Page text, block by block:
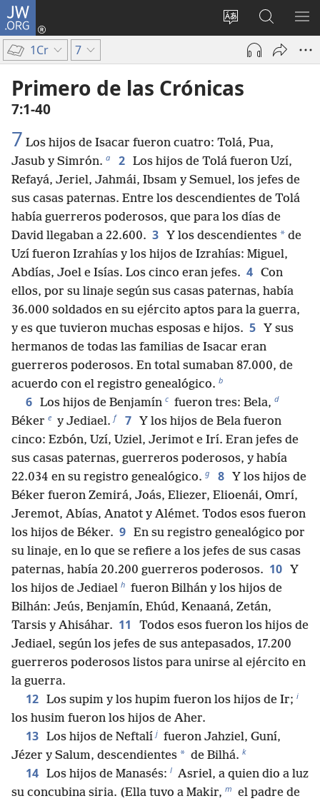
JW.ORG
Cambiar
idioma
del sitio
Iniciar
sesión
ventana)
en
jw.org
1Cr 7
Primero de las Crónicas
7:1-40
7 Los hijos de Isacar fueron cuatro: Tolá, Pua,
Jasub y Simrón. a 2 Los hijos de Tolá fueron Uzí,
Refayá, Jeriel, Jahmái, Ibsam y Semuel, los jefes de
sus casas paternas. Entre los descendientes de Tolá
había guerreros poderosos, que para los días de
David llegaban a 22.600. 3 Y los descendientes * de
Uzí fueron Izrahías y los hijos de Izrahías: Miguel,
Abdías, Joel e Isías. Los cinco eran jefes. 4 Con
ellos, por su linaje según sus casas paternas, había
36.000 soldados en su ejército aptos para la guerra,
y es que tuvieron muchas esposas e hijos. 5 Y sus
hermanos de todas las familias de Isacar eran
guerreros poderosos. En total sumaban 87.000, de
acuerdo con el registro genealógico. b
6 Los hijos de Benjamín c fueron tres: Bela, d
Béker e y Jediael. f 7 Y los hijos de Bela fueron
cinco: Ezbón, Uzí, Uziel, Jerimot e Irí. Eran jefes de
sus casas paternas, guerreros poderosos, y había
22.034 en su registro genealógico. g 8 Y los hijos de
Béker fueron Zemirá, Joás, Eliezer, Elioenái, Omrí,
Jeremot, Abías, Anatot y Alémet. Todos esos fueron
los hijos de Béker. 9 En su registro genealógico por
su linaje, en lo que se refiere a los jefes de sus casas
paternas, había 20.200 guerreros poderosos. 10 Y
los hijos de Jediael h fueron Bilhán y los hijos de
Bilhán: Jeús, Benjamín, Ehúd, Kenaaná, Zetán,
Tarsis y Ahisáhar. 11
Todos esos fueron los hijos de
Jediael, según los jefes de sus antepasados, 17.200
guerreros poderosos listos para unirse al ejército en
la guerra.
12 Los supim y los hupim fueron los hijos de Ir; i
los husim fueron los hijos de Aher.
13 Los hijos de Neftalí j fueron Jahziel, Guní,
Jézer y Salum, descendientes * de Bilhá. k
14 Los hijos de Manasés: l Asriel, a quien dio a luz
su concubina siria. (Ella tuvo a Makir, m el padre de